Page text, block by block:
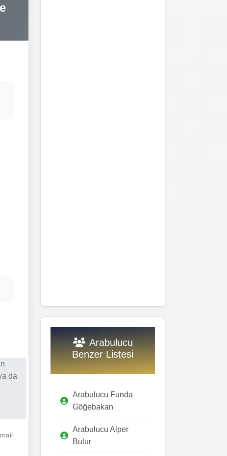
da
Arabulucu
Benzer Listesi
Arabulucu Funda
Göğebakan
Arabulucu Alper
Bulur